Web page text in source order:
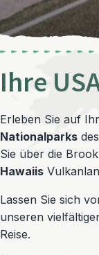
Ihre
Erleben Sie auf
Nationalparks
Sie über die
Hawaiis
Lassen Sie sich
unseren
Reise.